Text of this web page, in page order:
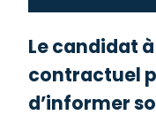
Le candidat
contractuel
d’informer